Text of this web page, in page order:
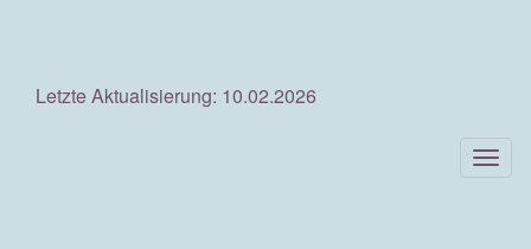
Letzte Aktualisierung: 10.02.2026